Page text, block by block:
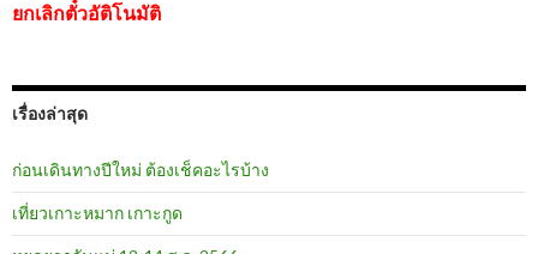
ยกเลิกตั๋วอัติโนมัติ
เรื่องล่าสุด
ก่อนเดินทางปีใหม่ ต้องเช็คอะไรบ้าง
เที่ยวเกาะหมาก เกาะกูด